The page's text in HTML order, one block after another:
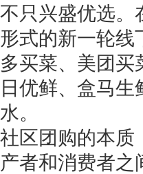
不只兴盛优选。
形式的新一轮线
多买菜、美团买
日优鲜、盒马
水。
社区团购的本质
产者和消费者之
获得产品报价
1万个想法不如1次的
扫码沟通